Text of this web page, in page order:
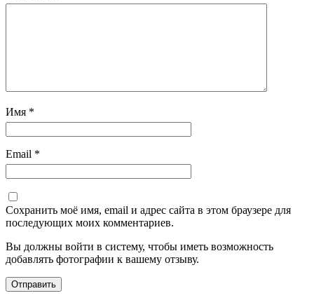
Имя *
Email *
Сохранить моё имя, email и адрес сайта в этом браузере для
последующих моих комментариев.
Вы должны войти в систему, чтобы иметь возможность
добавлять фотографии к вашему отзыву.